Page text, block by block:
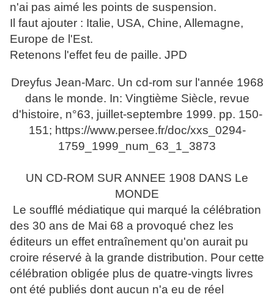
n'ai pas aimé les points de suspension.
Il faut ajouter : Italie, USA, Chine, Allemagne,
Europe de l'Est.
Retenons l'effet feu de paille. JPD
Dreyfus Jean-Marc. Un cd-rom sur l'année 1968
dans le monde. In: Vingtième Siècle, revue
d'histoire, n°63, juillet-septembre 1999. pp. 150-
151; https://www.persee.fr/doc/xxs_0294-
1759_1999_num_63_1_3873
UN CD-ROM SUR ANNEE 1908 DANS Le
MONDE
Le soufflé médiatique qui marqué la célébration
des 30 ans de Mai 68 a provoqué chez les
éditeurs un effet entraînement qu'on aurait pu
croire réservé à la grande distribution. Pour cette
célébration obligée plus de quatre-vingts livres
ont été publiés dont aucun n'a eu de réel